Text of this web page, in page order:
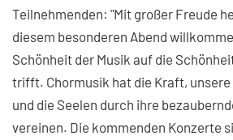
Teilnehmenden: "Mit großer Freude
diesem besonderen Abend
Schönheit der Musik auf die
trifft. Chormusik hat die Kraft, unsere
und die Seelen durch ihre
vereinen. Die kommenden Konzerte